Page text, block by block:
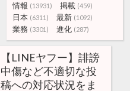
情報 (13931) 掲載 (459)
日本 (6311) 最新 (1092)
業務 (3301) 進化 (287)
【LINEヤフー】誹謗
中傷など不適切な投
稿への対応状況をま